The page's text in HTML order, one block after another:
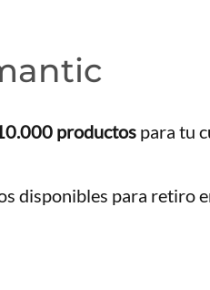
productos para tu
disponibles para retiro